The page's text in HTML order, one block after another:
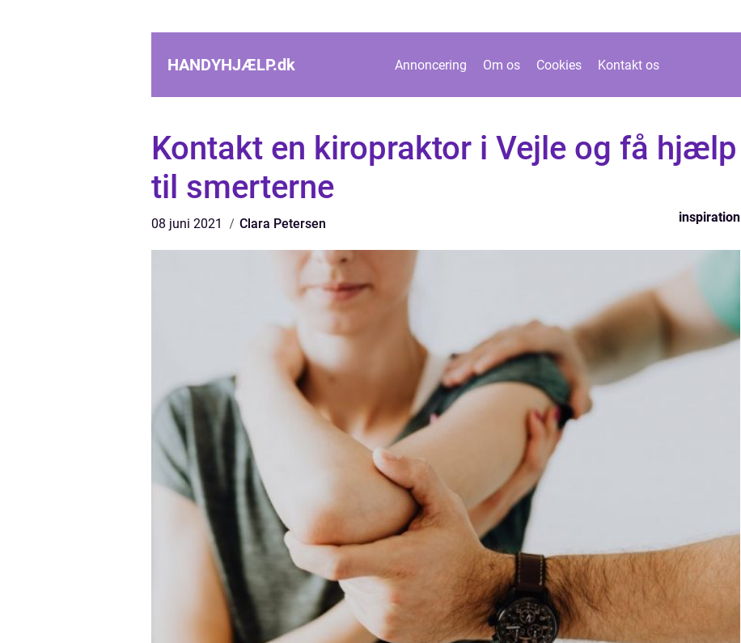
HANDYHJÆLP.dk Annoncering Om os Cookies Kontakt os
Kontakt en kiropraktor i Vejle og få hjælp
til smerterne
08 juni 2021 Clara Petersen inspiration